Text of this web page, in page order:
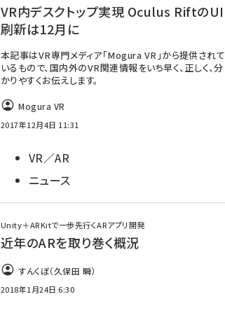
VR内デスクトップ実現 Oculus RiftのUI
刷新は12月に
本記事はVR専門メディア「Mogura VR」から提供されて
いるもので、国内外のVR関連情報をいち早く、正しく、分
かりやすくお伝えします。
Mogura VR
2017年12月4日 11:31
VR／AR
ニュース
Unity＋ARKitで一歩先行くARアプリ開発
近年のARを取り巻く概況
すんくぼ（久保田 瞬）
2018年1月24日 6:30